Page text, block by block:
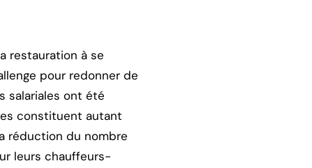
restauration à se
pour redonner de
salariales ont été
constituent autant
réduction du nombre
leurs chauffeurs-